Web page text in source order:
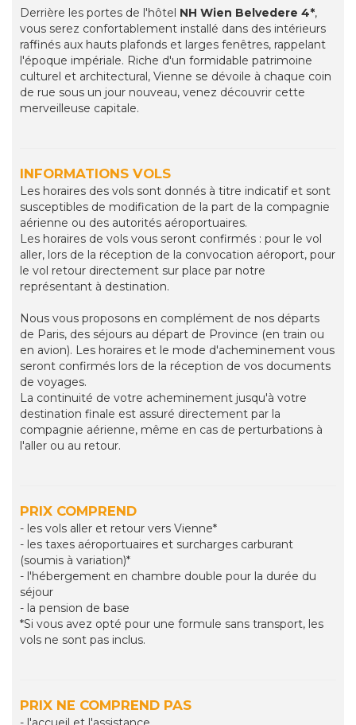
Derrière les portes de l'hôtel NH Wien Belvedere 4*,
vous serez confortablement installé dans des intérieurs
raffinés aux hauts plafonds et larges fenêtres, rappelant
l'époque impériale. Riche d'un formidable patrimoine
culturel et architectural, Vienne se dévoile à chaque coin
de rue sous un jour nouveau, venez découvrir cette
merveilleuse capitale.
INFORMATIONS VOLS
Les horaires des vols sont donnés à titre indicatif et sont
susceptibles de modification de la part de la compagnie
aérienne ou des autorités aéroportuaires.
Les horaires de vols vous seront confirmés : pour le vol
aller, lors de la réception de la convocation aéroport, pour
le vol retour directement sur place par notre
représentant à destination.
Nous vous proposons en complément de nos départs
de Paris, des séjours au départ de Province (en train ou
en avion). Les horaires et le mode d'acheminement vous
seront confirmés lors de la réception de vos documents
de voyages.
La continuité de votre acheminement jusqu'à votre
destination finale est assuré directement par la
compagnie aérienne, même en cas de perturbations à
l'aller ou au retour.
PRIX COMPREND
- les vols aller et retour vers Vienne*
- les taxes aéroportuaires et surcharges carburant
(soumis à variation)*
- l'hébergement en chambre double pour la durée du
séjour
- la pension de base
*Si vous avez opté pour une formule sans transport, les
vols ne sont pas inclus.
PRIX NE COMPREND PAS